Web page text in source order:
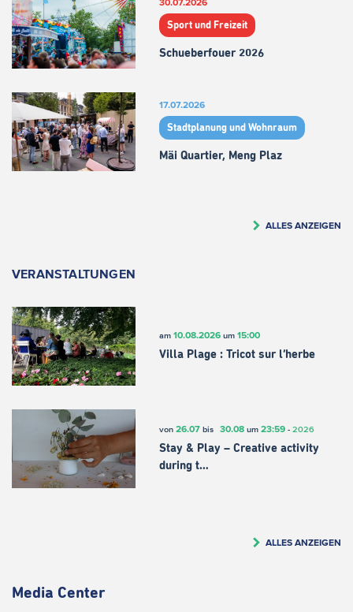
30.07.2026
Sport und Freizeit
Schueberfouer 2026
17.07.2026
Stadtplanung und Wohnraum
Mäi Quartier, Meng Plaz
ALLES ANZEIGEN
VERANSTALTUNGEN
am 10.08.2026um 15:00
Villa Plage : Tricot sur l’herbe
von 26.07bis 30.08um 23:59- 2026
Stay & Play – Creative activity
during t…
ALLES ANZEIGEN
Media Center